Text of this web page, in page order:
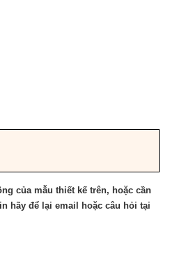
của mẫu thiết kế trên, hoặc cần
hãy để lại email hoặc câu hỏi tại